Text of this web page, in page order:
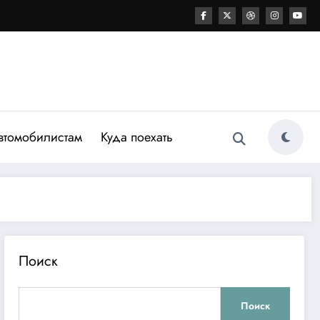
Куда поехать
Поиск
Поиск